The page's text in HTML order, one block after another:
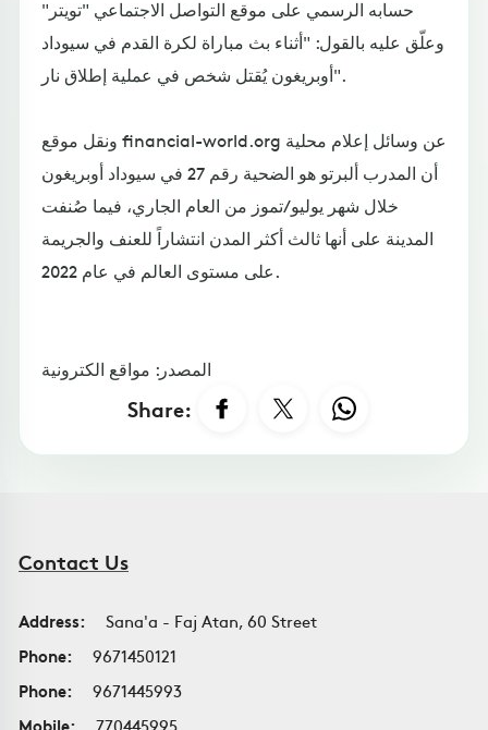
حسابه الرسمي على موقع التواصل الاجتماعي "تويتر"
وعلّق عليه بالقول: "أثناء بث مباراة لكرة القدم في سيوداد
أوبريغون يُقتل شخص في عملية إطلاق نار".
ونقل موقع financial-world.org عن وسائل إعلام محلية
أن المدرب ألبرتو هو الضحية رقم 27 في سيوداد أوبريغون
خلال شهر يوليو/تموز من العام الجاري، فيما صُنفت
المدينة على أنها ثالث أكثر المدن انتشاراً للعنف والجريمة
على مستوى العالم في عام 2022.
المصدر: مواقع الكترونية
Share:
Contact Us
Address:
Sana'a - Faj Atan, 60 Street
Phone:
9671450121
Phone:
9671445993
Mobile:
770445995